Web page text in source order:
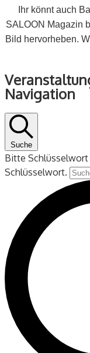
Ihr könnt auch
SALOON Magazin
Bild hervorheben.
für
Juli
2025
Navigation
Suche
Bitte Schlüsselwort
Schlüsselwort.